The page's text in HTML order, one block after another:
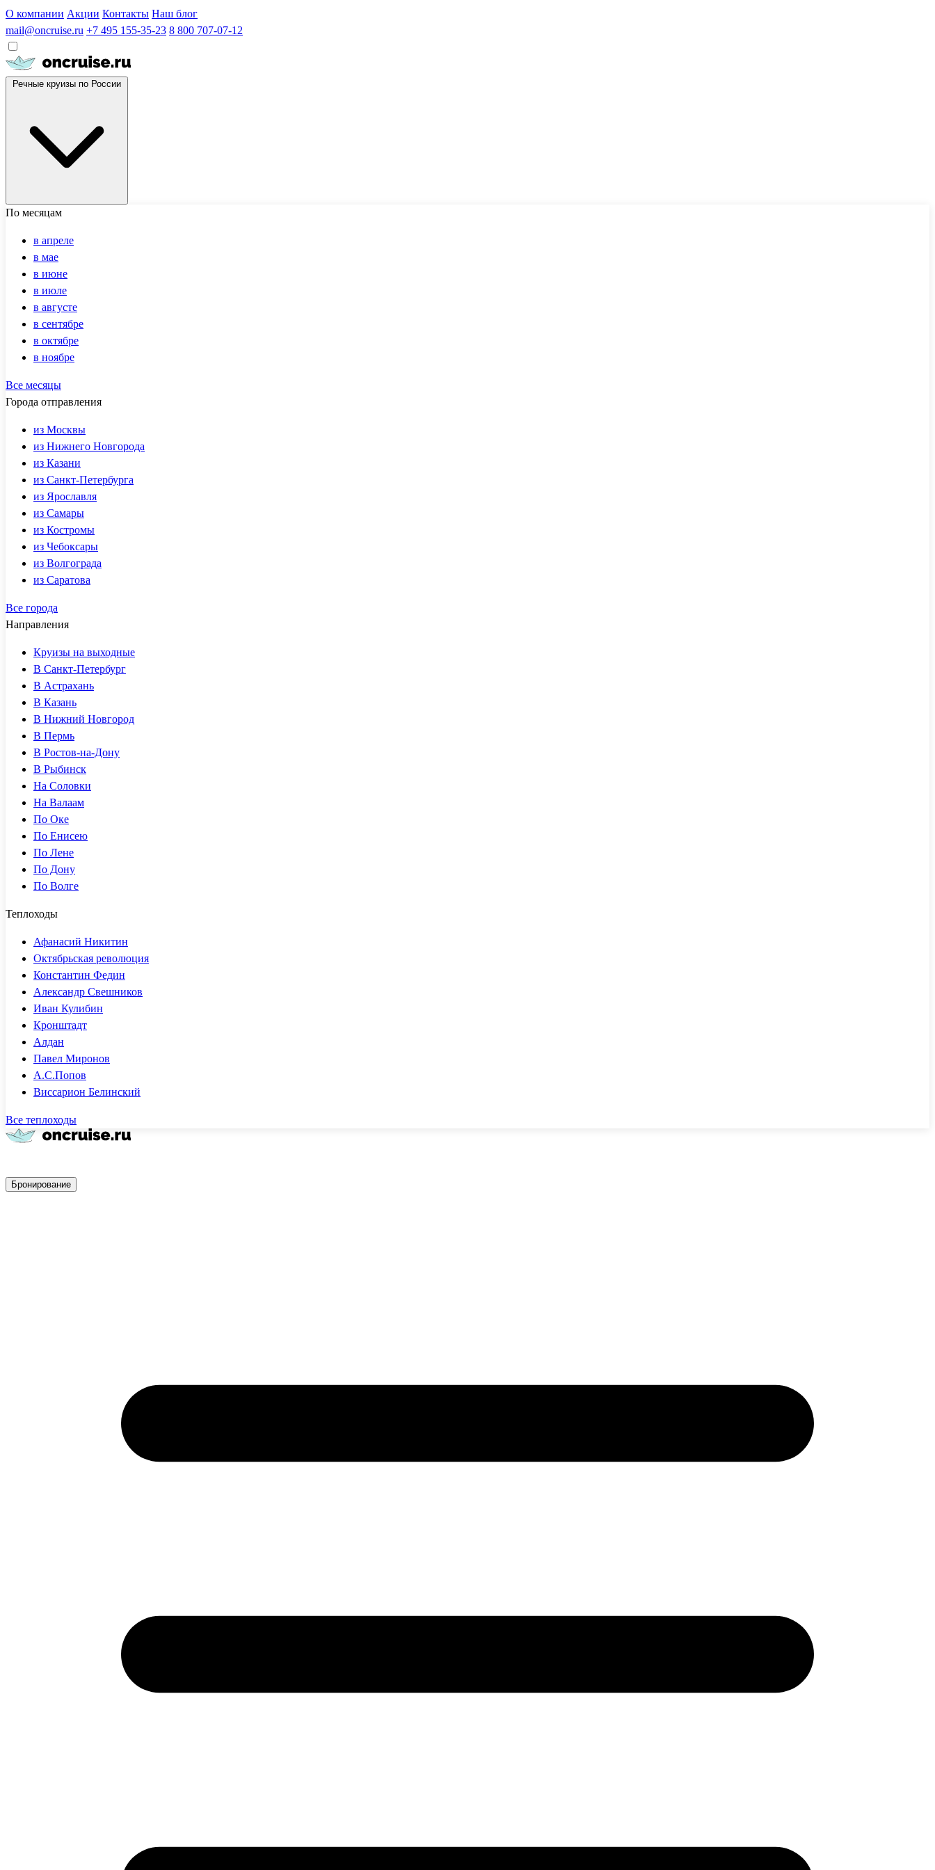
О компании Акции Контакты Наш блог
mail@oncruise.ru +7 495 155-35-23 8 800 707-07-12
По месяцам
в апреле
в мае
в июне
в июле
в августе
в сентябре
в октябре
в ноябре
Все месяцы
Города отправления
из Москвы
из Нижнего Новгорода
из Казани
из Санкт-Петербурга
из Ярославля
из Самары
из Костромы
из Чебоксары
из Волгограда
из Саратова
Все города
Направления
Круизы на выходные
В Санкт-Петербург
В Астрахань
В Казань
В Нижний Новгород
В Пермь
В Ростов-на-Дону
В Рыбинск
На Соловки
На Валаам
По Оке
По Енисею
По Лене
По Дону
По Волге
Теплоходы
Афанасий Никитин
Октябрьская революция
Константин Федин
Александр Свешников
Иван Кулибин
Кронштадт
Алдан
Павел Миронов
А.С.Попов
Виссарион Белинский
Все теплоходы
Бронирование